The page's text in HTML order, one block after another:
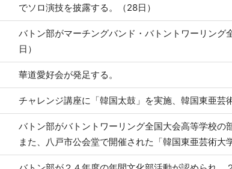
でソロ演技を披露する。（28日）
バトン部がマーチングバンド・バトントワーリン
日）
華道愛好会が発足する。
チャレンジ講座に「韓国太鼓」を実施、韓国東亜芸
バトン部がバトントワーリング全国大会高等学校の
また、八戸市公会堂で開催された「韓国東亜芸術大